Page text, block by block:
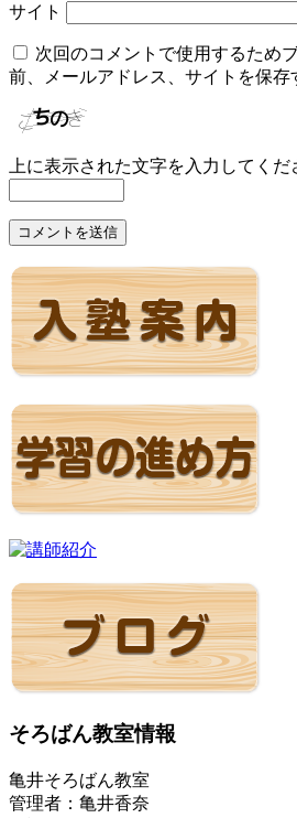
サイト
次回のコメントで使用するため
前、メールアドレス、サイトを保存
上に表示された文字を入力してくだ
そろばん教室情報
亀井そろばん教室
管理者：亀井香奈